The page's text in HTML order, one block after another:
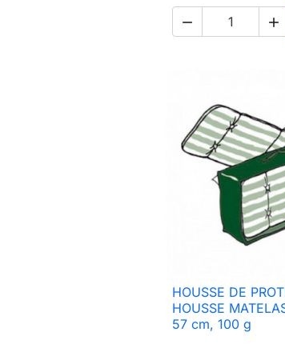
 
 Aperçu
HOUSSE DE
HOUSSE
57 cm, 100 g